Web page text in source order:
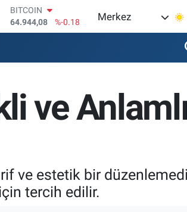
DOLAR
47,7436
%0.18
EURO
6660.55
BİST100
13.779
%-14
Merkez
ve
ve estetik bir
tercih edilir.